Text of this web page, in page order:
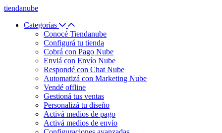
tiendanube
Categorías
Conocé Tiendanube
Configurá tu tienda
Cobrá con Pago Nube
Enviá con Envío Nube
Respondé con Chat Nube
Automatizá con Marketing Nube
Vendé offline
Gestioná tus ventas
Personalizá tu diseño
Activá medios de pago
Activá medios de envío